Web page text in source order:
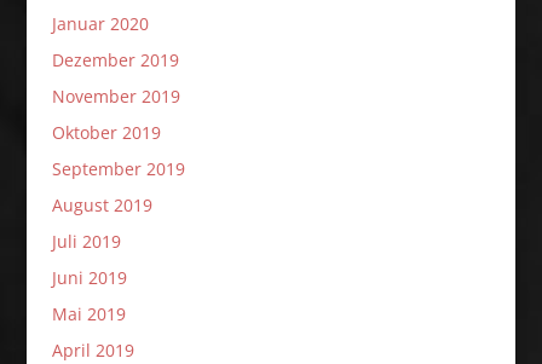
Januar 2020
Dezember 2019
November 2019
Oktober 2019
September 2019
August 2019
Juli 2019
Juni 2019
Mai 2019
April 2019